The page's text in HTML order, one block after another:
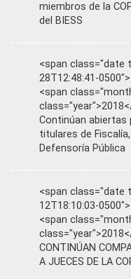
miembros de la
del BIESS
<span class="date
28T12:48:41-
<span
Continúan abiertas
titulares de
Defensoría Pública
<span class="date
12T18:10:03-
<span
CONTINÚAN
A JUECES DE LA